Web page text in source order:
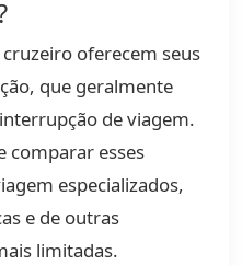
oferecem seus
que geralmente
de viagem.
comparar esses
especializados,
e de outras
limitadas.